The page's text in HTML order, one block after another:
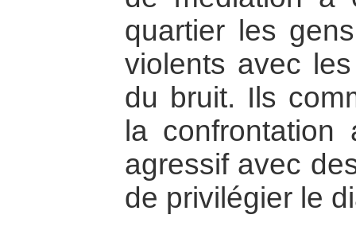
quartier les
violents avec
du bruit. Ils
la
agressif avec
de privilégier le